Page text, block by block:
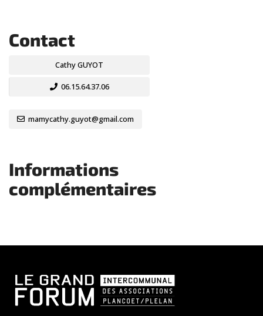
Contact
Cathy GUYOT
06.15.64.37.06
mamycathy.guyot@gmail.com
Informations
complémentaires